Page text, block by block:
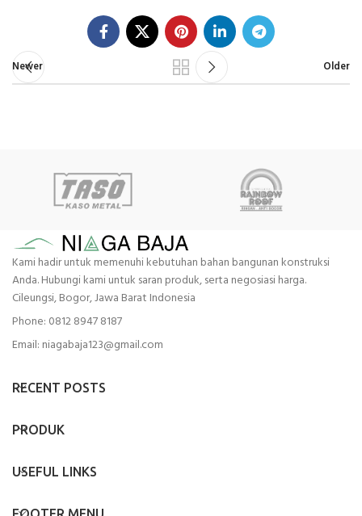
Newer Older
Kami hadir untuk memenuhi kebutuhan bahan bangunan konstruksi
Anda. Hubungi kami untuk saran produk, serta negosiasi harga.
Cileungsi, Bogor, Jawa Barat Indonesia
Phone: 0812 8947 8187
Email: niagabaja123@gmail.com
RECENT POSTS
PRODUK
USEFUL LINKS